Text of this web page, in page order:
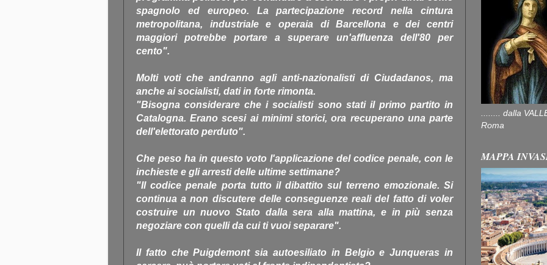
spagnolo ed europeo. La partecipazione record nella cintura
metropolitana, industriale e operaia di Barcellona e dei centri
maggiori potrebbe portare a superare un'affluenza dell'80 per
cento".
Molti voti che andranno agli anti-nazionalisti di Ciudadanos, ma
anche ai socialisti, dati in forte rimonta.
"Bisogna considerare che i socialisti sono stati il primo partito in
Catalogna. Erano scesi ai minimi storici, ora recuperano una parte
dell'elettorato perduto".
Che peso ha in questo voto l'applicazione del codice penale, con le
inchieste e gli arresti delle ultime settimane?
"Il codice penale porta tutto il dibattito sul terreno emozionale. Si
continua a non discutere delle conseguenze reali del fatto di voler
costruire un nuovo Stato dalla sera alla mattina, e in più senza
negoziare con quelli da cui ti vuoi separare".
Il fatto che Puigdemont sia autoesiliato in Belgio e Junqueras in
........ dalla
Roma
MAPPA